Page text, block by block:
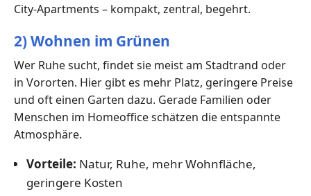
City-Apartments – kompakt, zentral, begehrt.
2) Wohnen im Grünen
Wer Ruhe sucht, findet sie meist am Stadtrand oder
in Vororten. Hier gibt es mehr Platz, geringere Preise
und oft einen Garten dazu. Gerade Familien oder
Menschen im Homeoffice schätzen die entspannte
Atmosphäre.
Vorteile: Natur, Ruhe, mehr Wohnfläche,
geringere Kosten